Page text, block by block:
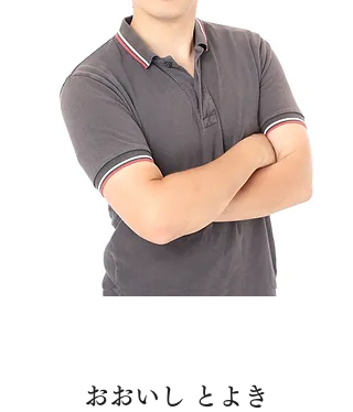
おおいし とよき